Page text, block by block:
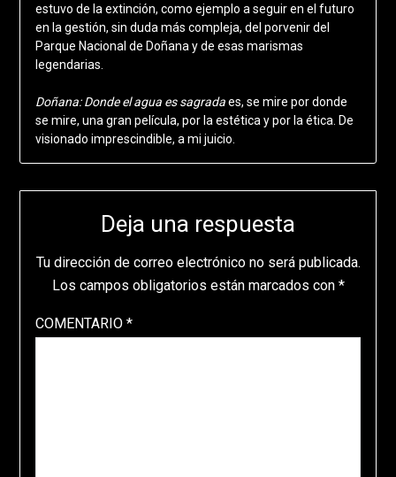
estuvo de la extinción, como ejemplo a seguir en el futuro
en la gestión, sin duda más compleja, del porvenir del
Parque Nacional de Doñana y de esas marismas
legendarias.
Doñana: Donde el agua es sagradaes, se mire por donde
se mire, una gran película, por la estética y por la ética. De
visionado imprescindible, a mi juicio.
Deja una respuesta
Tu dirección de correo electrónico no será publicada.
Los campos obligatorios están marcados con *
COMENTARIO *